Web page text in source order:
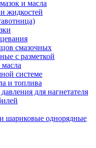
и масла
жидкостей
смазочных
с разметкой
системе
и топлива
для нагнетателя
шариковые однорядные